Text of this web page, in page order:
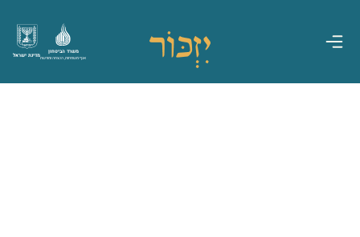
מדינת ישראל
משרד הביטחון
אגף משפחות, הנצחה ומורשת